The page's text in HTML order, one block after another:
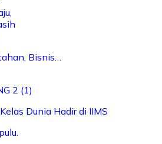
Bisnis…
Dunia Hadir di IIMS